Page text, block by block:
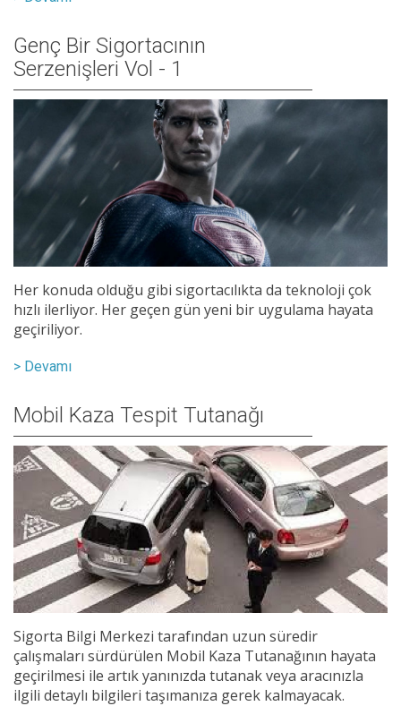
Genç Bir Sigortacının
Serzenişleri Vol - 1
Her konuda olduğu gibi sigortacılıkta da teknoloji çok
hızlı ilerliyor. Her geçen gün yeni bir uygulama hayata
geçiriliyor.
> Devamı
Mobil Kaza Tespit Tutanağı
Sigorta Bilgi Merkezi tarafından uzun süredir
çalışmaları sürdürülen Mobil Kaza Tutanağının hayata
geçirilmesi ile artık yanınızda tutanak veya aracınızla
ilgili detaylı bilgileri taşımanıza gerek kalmayacak.